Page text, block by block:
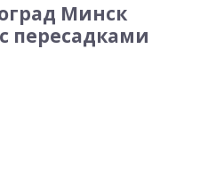
Минск
пересадками